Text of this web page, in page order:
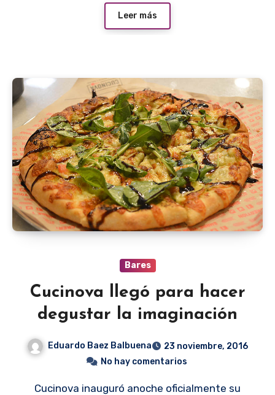
Leer más
Bares
Cucinova llegó para hacer
degustar la imaginación
Eduardo Baez Balbuena
23 noviembre, 2016
No hay comentarios
Cucinova inauguró anoche oficialmente su